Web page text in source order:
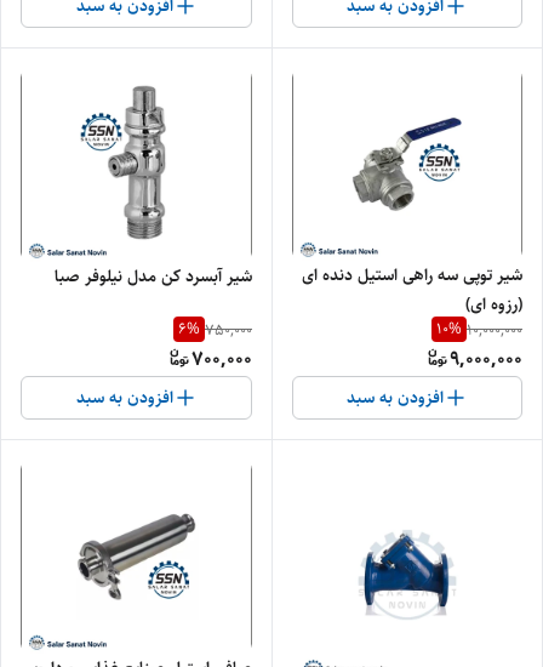
افزودن به سبد افزودن به سبد
شیر توپی سه راهی استیل دنده ای
(رزوه ای)
10,000,000
10%
9,000,000
افزودن به سبد
شیر آبسرد کن مدل نیلوفر صبا
750,000
6%
700,000
افزودن به سبد